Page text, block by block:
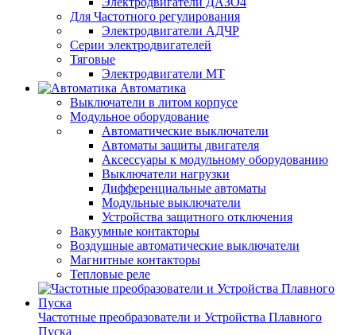
Для Частотного регулирования
Электродвигатели АДЧР
Серии электродвигателей
Тяговые
Электродвигатели МТ
Автоматика
Выключатели в литом корпусе
Модульное оборудование
Автоматические выключатели
Автоматы защиты двигателя
Аксессуары к модульному оборудованию
Выключатели нагрузки
Дифференциальные автоматы
Модульные выключатели
Устройства защитного отключения
Вакуумные контакторы
Воздушные автоматические выключатели
Магнитные контакторы
Тепловые реле
Частотные преобразователи и Устройства Плавного
Пуска